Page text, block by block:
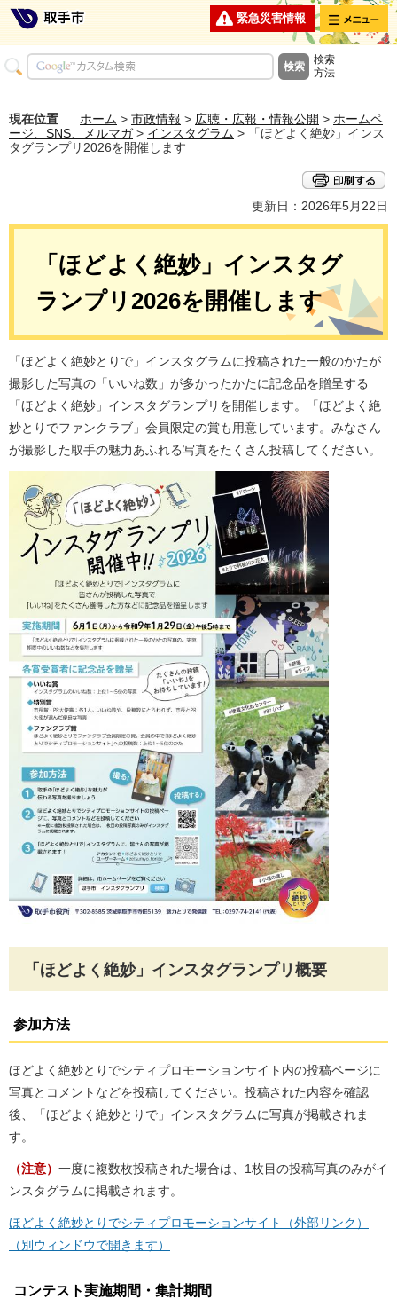
緊急災害情報 メニュー
検索
方法
現在位置 ホーム > 市政情報 > 広聴・広報・情報公開 > ホームペ
ージ、SNS、メルマガ> インスタグラム > 「ほどよく絶妙」インス
タグランプリ2026を開催します
更新日：2026年5月22日
「ほどよく絶妙」インスタグ
ランプリ2026を開催します
「ほどよく絶妙とりで」インスタグラムに投稿された一般のかたが
撮影した写真の「いいね数」が多かったかたに記念品を贈呈する
「ほどよく絶妙」インスタグランプリを開催します。「ほどよく絶
妙とりでファンクラブ」会員限定の賞も用意しています。みなさん
が撮影した取手の魅力あふれる写真をたくさん投稿してください。
「ほどよく絶妙」インスタグランプリ概要
参加方法
ほどよく絶妙とりでシティプロモーションサイト内の投稿ページに
写真とコメントなどを投稿してください。投稿された内容を確認
後、「ほどよく絶妙とりで」インスタグラムに写真が掲載されま
す。
（注意） 一度に複数枚投稿された場合は、1枚目の投稿写真のみがイ
ンスタグラムに掲載されます。
ほどよく絶妙とりでシティプロモーションサイト（外部リンク）
（別ウィンドウで開きます）
コンテスト実施期間・集計期間